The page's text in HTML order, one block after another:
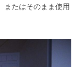
またはそのまま使用